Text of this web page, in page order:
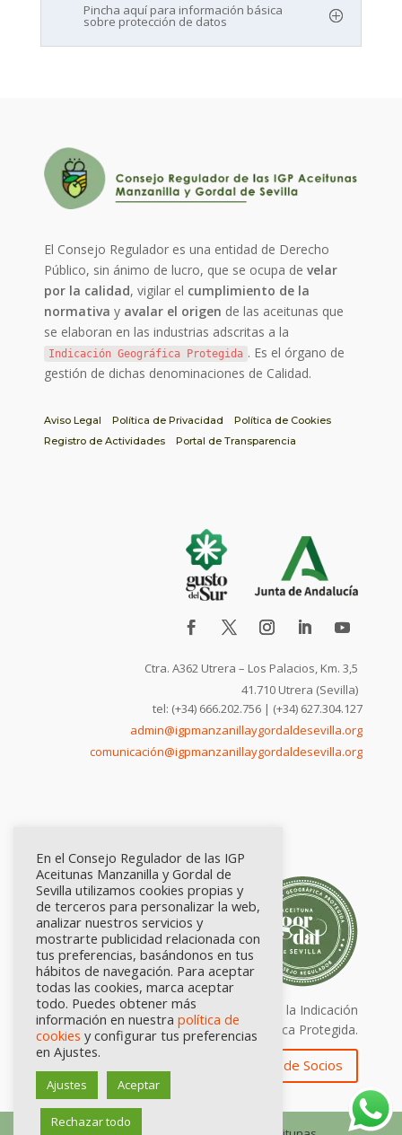
Pincha aquí para información básica
sobre protección de datos
El Consejo Regulador es una entidad de Derecho
Público, sin ánimo de lucro, que se ocupa develar
por la calidad, vigilar el cumplimiento de la
normativa y avalar el origen de las aceitunas que
se elaboran en las industrias adscritas a la
Indicación Geográfica Protegida . Es el órgano de
gestión de dichas denominaciones de Calidad.
Aviso Legal Política de Privacidad
Política de Cookies
Registro de Actividades
Portal de Transparencia
Ctra. A362 Utrera – Los Palacios, Km. 3,5
41.710 Utrera (Sevilla)
tel: (+34) 666.202.756 | (+34) 627.304.127
admin@igpmanzanillaygordaldesevilla.org
comunicación@igpmanzanillaygordaldesevilla.org
Calidad certificada por Origen. Sellos de la Indicación
Geográfica Protegida.
Zona de Socios
En el Consejo Regulador de las IGP
Aceitunas Manzanilla y Gordal de
Sevilla utilizamos cookies propias y
de terceros para personalizar la web,
analizar nuestros servicios y
mostrarte publicidad relacionada con
tus preferencias, basándonos en tus
hábitos de navegación. Para aceptar
todas las cookies, marca aceptar
todo. Puedes obtener más
información en nuestra política de
cookies y configurar tus preferencias
en Ajustes.
Ajustes Aceptar
Rechazar todo